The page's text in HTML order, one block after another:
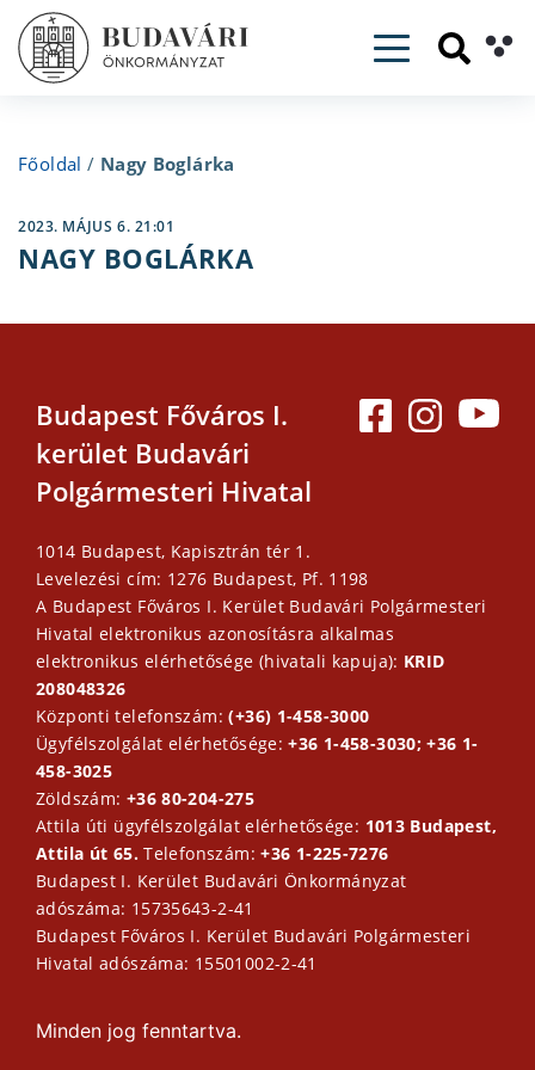
Toggle
Főoldal / Nagy Boglárka
2023. MÁJUS 6. 21:01
NAGY BOGLÁRKA
Budapest Főváros I.
kerület Budavári
Polgármesteri Hivatal
1014 Budapest, Kapisztrán tér 1.
Levelezési cím: 1276 Budapest, Pf. 1198
A Budapest Főváros I. Kerület Budavári Polgármesteri
Hivatal elektronikus azonosításra alkalmas
elektronikus elérhetősége (hivatali kapuja): KRID
208048326
Központi telefonszám:(+36) 1-458-3000
Ügyfélszolgálat elérhetősége:+36 1-458-3030; +36 1-
458-3025
Zöldszám: +36 80-204-275
Attila úti ügyfélszolgálat elérhetősége: 1013 Budapest,
Attila út 65.Telefonszám:+36 1-225-7276
Budapest I. Kerület Budavári Önkormányzat
adószáma: 15735643-2-41
Budapest Főváros I. Kerület Budavári Polgármesteri
Hivatal adószáma: 15501002-2-41
Minden jog fenntartva.